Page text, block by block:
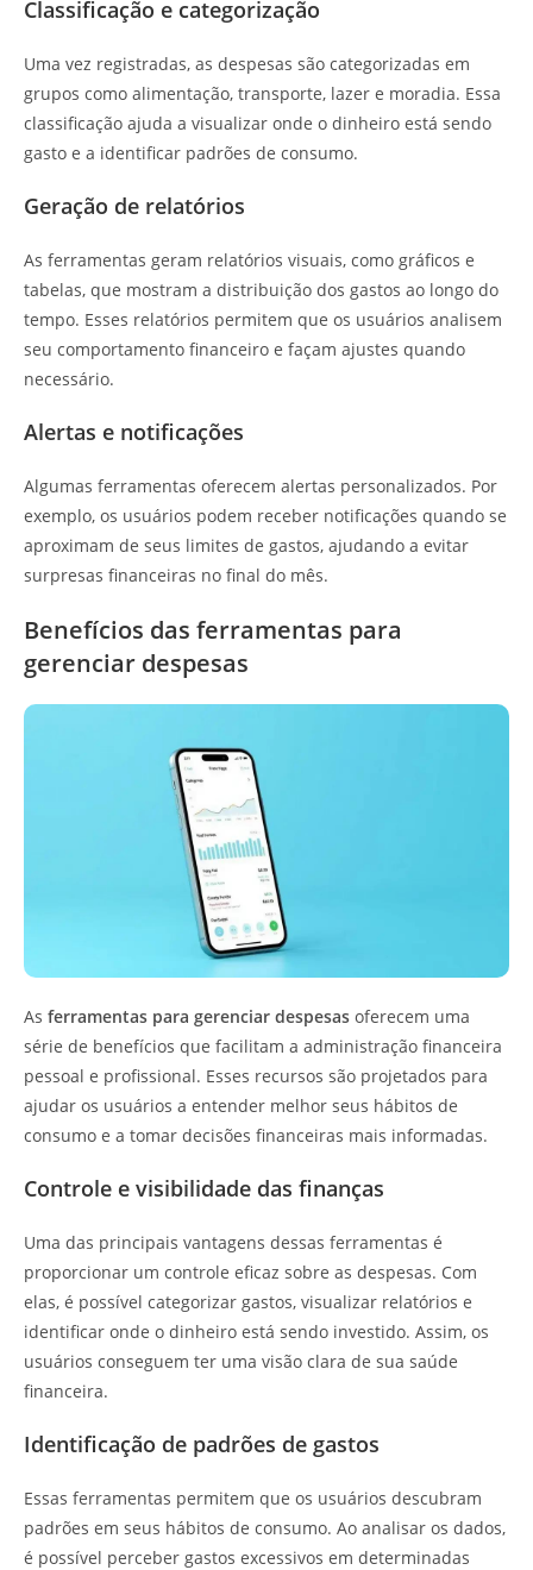
Classificação e categorização
Uma vez registradas, as despesas são categorizadas em
grupos como alimentação, transporte, lazer e moradia. Essa
classificação ajuda a visualizar onde o dinheiro está sendo
gasto e a identificar padrões de consumo.
Geração de relatórios
As ferramentas geram relatórios visuais, como gráficos e
tabelas, que mostram a distribuição dos gastos ao longo do
tempo. Esses relatórios permitem que os usuários analisem
seu comportamento financeiro e façam ajustes quando
necessário.
Alertas e notificações
Algumas ferramentas oferecem alertas personalizados. Por
exemplo, os usuários podem receber notificações quando se
aproximam de seus limites de gastos, ajudando a evitar
surpresas financeiras no final do mês.
Benefícios das ferramentas para
gerenciar despesas
As ferramentas para gerenciar despesas oferecem uma
série de benefícios que facilitam a administração financeira
pessoal e profissional. Esses recursos são projetados para
ajudar os usuários a entender melhor seus hábitos de
consumo e a tomar decisões financeiras mais informadas.
Controle e visibilidade das finanças
Uma das principais vantagens dessas ferramentas é
proporcionar um controle eficaz sobre as despesas. Com
elas, é possível categorizar gastos, visualizar relatórios e
identificar onde o dinheiro está sendo investido. Assim, os
usuários conseguem ter uma visão clara de sua saúde
financeira.
Identificação de padrões de gastos
Essas ferramentas permitem que os usuários descubram
padrões em seus hábitos de consumo. Ao analisar os dados,
é possível perceber gastos excessivos em determinadas